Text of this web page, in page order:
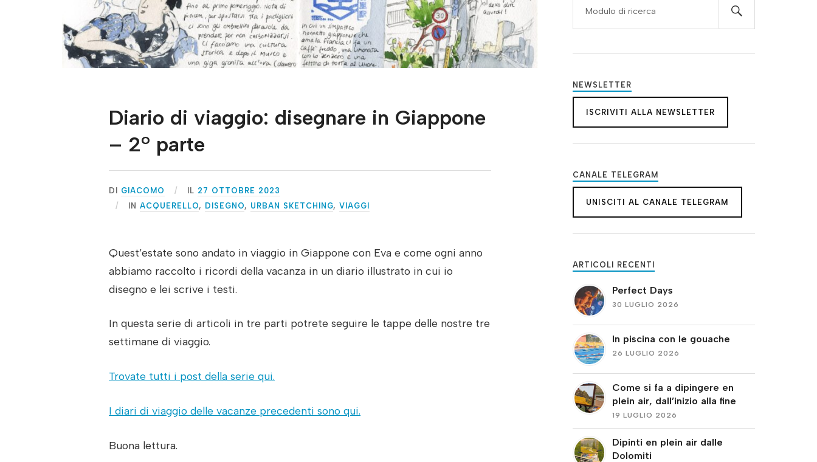
Diario di viaggio: disegnare in Giappone
– 2° parte
DI GIACOMO IL 27 OTTOBRE 2023
INACQUERELLO, DISEGNO, URBAN SKETCHING,VIAGGI
Quest’estate sono andato in viaggio in Giappone con Eva e come ogni anno
abbiamo raccolto i ricordi della vacanza in un diario illustrato in cui io
disegno e lei scrive i testi.
In questa serie di articoli in tre parti potrete seguire le tappe delle nostre tre
settimane di viaggio.
Trovate tutti i post della serie qui.
I diari di viaggio delle vacanze precedenti sono qui.
Buona lettura.
NEWSLETTER
ISCRIVITI ALLA NEWSLETTER
CANALE TELEGRAM
UNISCITI AL CANALE TELEGRAM
ARTICOLI RECENTI
Perfect Days
30 LUGLIO 2026
In piscina con le gouache
26 LUGLIO 2026
Come si fa a dipingere en
plein air, dall’inizio alla fine
19 LUGLIO 2026
Dipinti en plein air dalle
Dolomiti